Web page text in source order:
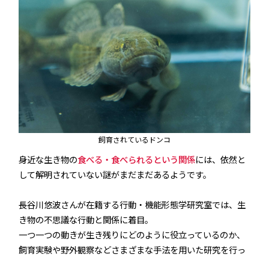
飼育されているドンコ
身近な生き物の食べる・食べられるという関係には、依然と
して解明されていない謎がまだまだあるようです。
長谷川悠波さんが在籍する行動・機能形態学研究室では、生
き物の不思議な行動と関係に着目。
一つ一つの動きが生き残りにどのように役立っているのか、
飼育実験や野外観察などさまざまな手法を用いた研究を行っ